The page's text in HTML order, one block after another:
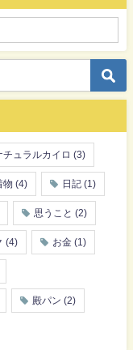
チュラルカイロ (3)
物 (4) 日記 (1)
思うこと (2)
(4) お金 (1)
殿パン (2)